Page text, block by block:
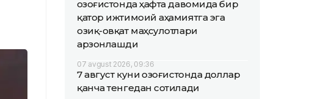
Қозоғистонда ҳафта давомида бир
қатор ижтимоий аҳамиятга эга
озиқ-овқат маҳсулотлари
арзонлашди
07 avgust 2026, 09:36
7 август куни Қозоғистонда доллар
қанча тенгедан сотилади